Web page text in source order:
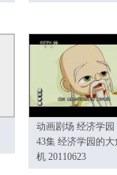
动画剧场 经济学园
43集 经济学园的大
机 20110623